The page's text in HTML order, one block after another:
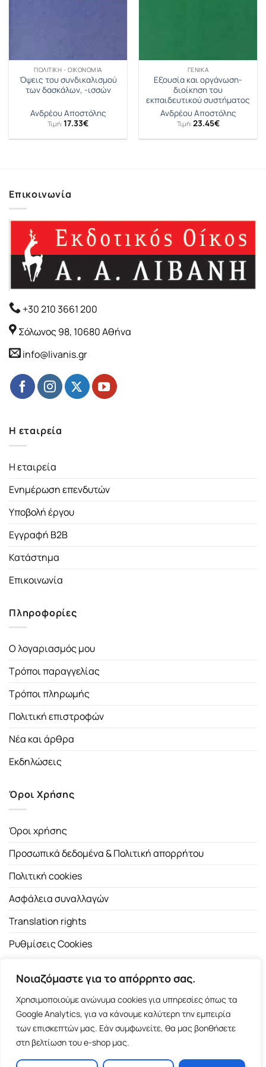
Νοιαζόμαστε για το απόρρητο σας.
Χρησιμοποιούμε ανώνυμα cookies για υπηρεσίες όπως τα
Google Analytics, για να κάνουμε καλύτερη την εμπειρία
των επισκεπτών μας. Εάν συμφωνείτε, θα μας βοηθήσετε
στη βελτίωση του e-shop μας.
ΠΟΛΙΤΙΚΉ - ΟΙΚΟΝΟΜΊΑ
Όψεις του συνδικαλισμού
των δασκάλων, -ισσών
Ανδρέου Αποστόλης
Τιμή: 17.33€
ΓΕΝΙΚΆ
Εξουσία και οργάνωση-
διοίκηση του
εκπαιδευτικού συστήματος
Ανδρέου Αποστόλης
Τιμή: 23.45€
Επικοινωνία
+30 210 3661 200
Σόλωνος 98, 10680 Αθήνα
info@livanis.gr
Η εταιρεία
Η εταιρεία
Ενημέρωση επενδυτών
Υποβολή έργου
Εγγραφή B2B
Κατάστημα
Επικοινωνία
Πληροφορίες
Ο λογαριασμός μου
Τρόποι παραγγελίας
Τρόποι πληρωμής
Πολιτική επιστροφών
Νέα και άρθρα
Εκδηλώσεις
Όροι Χρήσης
Όροι χρήσης
Προσωπικά δεδομένα & Πολιτική απορρήτου
Πολιτική cookies
Ασφάλεια συναλλαγών
Translation rights
Ρυθμίσεις Cookies
Copyright 2026 ©Εκδοτικός Οίκος Α.Α. Λιβάνη| All rights
reserved.
Σόλωνος 98, 10680 Αθήνα | Τ:2103661200- F: 2103617791